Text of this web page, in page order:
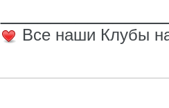
Все наши Клубы